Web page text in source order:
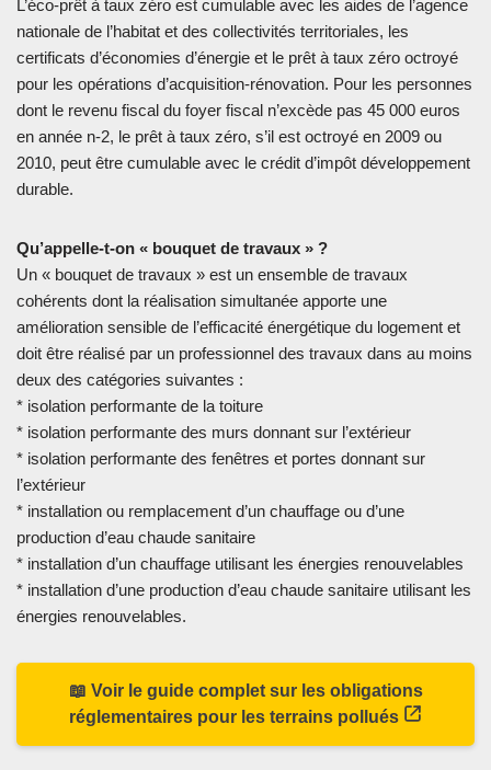
L’éco-prêt à taux zéro est cumulable avec les aides de l’agence
nationale de l’habitat et des collectivités territoriales, les
certificats d’économies d’énergie et le prêt à taux zéro octroyé
pour les opérations d’acquisition-rénovation. Pour les personnes
dont le revenu fiscal du foyer fiscal n’excède pas 45 000 euros
en année n-2, le prêt à taux zéro, s’il est octroyé en 2009 ou
2010, peut être cumulable avec le crédit d’impôt développement
durable.
Qu’appelle-t-on « bouquet de travaux » ?
Un « bouquet de travaux » est un ensemble de travaux
cohérents dont la réalisation simultanée apporte une
amélioration sensible de l’efficacité énergétique du logement et
doit être réalisé par un professionnel des travaux dans au moins
deux des catégories suivantes :
* isolation performante de la toiture
* isolation performante des murs donnant sur l’extérieur
* isolation performante des fenêtres et portes donnant sur
l’extérieur
* installation ou remplacement d’un chauffage ou d’une
production d’eau chaude sanitaire
* installation d’un chauffage utilisant les énergies renouvelables
* installation d’une production d’eau chaude sanitaire utilisant les
énergies renouvelables.
📖 Voir le guide complet sur les obligations
réglementaires pour les terrains pollués